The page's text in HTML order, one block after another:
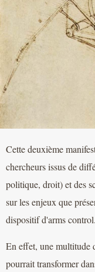
Cette deuxième
chercheurs issus de
politique, droit) et des
sur les enjeux que
dispositif d'arms control.
En effet, une multitude
pourrait transformer